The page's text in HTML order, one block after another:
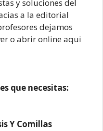
y soluciones del
a la editorial
dejamos
o abrir online aqui
que necesitas:
Y Comillas